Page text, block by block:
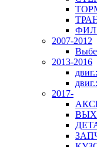
2007-2012
2013-2016
2017-